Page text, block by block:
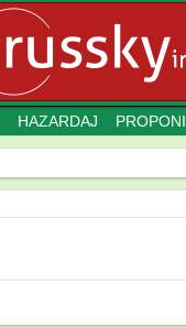
HAZARDAJ PROPONI